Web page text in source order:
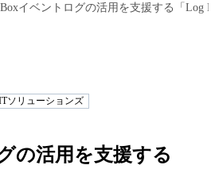
Boxイベントログの活用を支援する「Log
ソリューションズ
の活用を支援する